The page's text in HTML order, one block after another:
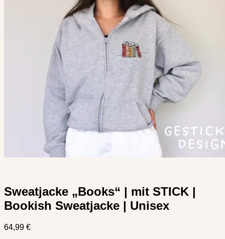
Sweatjacke „Books“ | mit STICK |
Bookish Sweatjacke | Unisex
64,99 €